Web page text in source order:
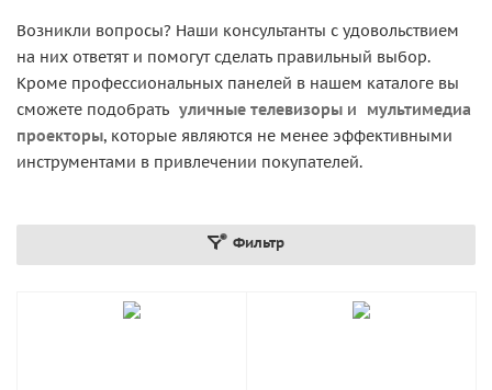
Возникли вопросы? Наши консультанты с удовольствием
на них ответят и помогут сделать правильный выбор.
Кроме профессиональных панелей в нашем каталоге вы
сможете подобрать уличные телевизоры и
мультимедиа
проекторы, которые являются не менее эффективными
инструментами в привлечении покупателей.
Фильтр